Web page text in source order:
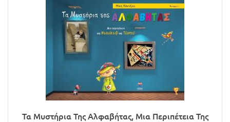
Τα Μυστήρια Της Αλφαβήτας, Μια Περιπέτεια Της